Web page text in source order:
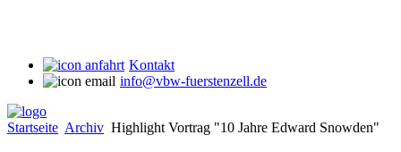
Kontakt
info@vbw-fuerstenzell.de
Startseite Archiv Highlight Vortrag "10 Jahre Edward Snowden"